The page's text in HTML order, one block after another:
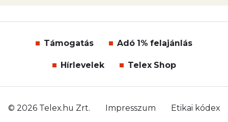
Támogatás Adó 1% felajánlás
Hírlevelek Telex Shop
© 2026 Telex.hu Zrt. Impresszum Etikai kódex